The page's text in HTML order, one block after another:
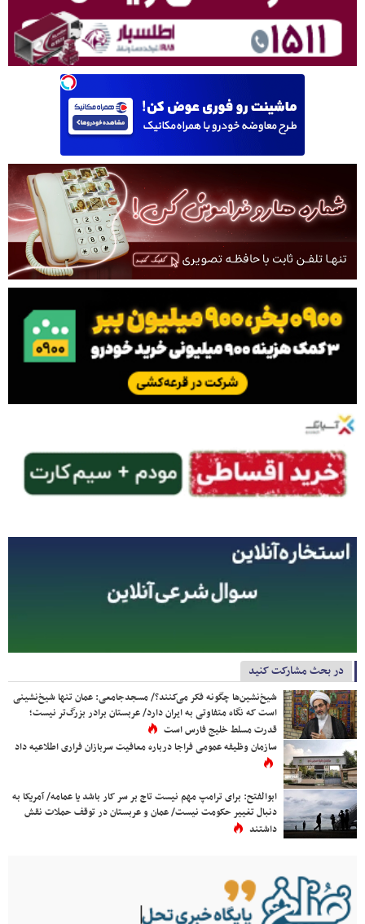
در بحث مشارکت کنید
شیخ‌نشین‌ها چگونه فکر می‌کنند؟/ مسجدجامعی: عمان تنها شیخ‌نشینی
است که نگاه متفاوتی به ایران دارد/ عربستان برادر بزرگ‌تر نیست؛
قدرت مسلط خلیج فارس است
سازمان وظیفه عمومی فراجا درباره معافیت سربازان فراری اطلاعیه داد
ابوالفتح: برای ترامپ مهم نیست تاج بر سر کار باشد یا عمامه/ آمریکا به
دنبال تغییر حکومت نیست/ عمان و عربستان در توقف حملات نقش
داشتند